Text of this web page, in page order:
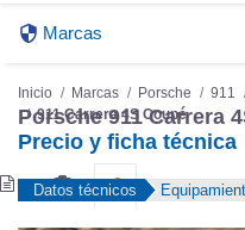
Marcas
Inicio Marcas Porsche 911
911 Carrera 4S Coupé
Porsche 911 Carrera
Precio y ficha técnica
Datos técnicos